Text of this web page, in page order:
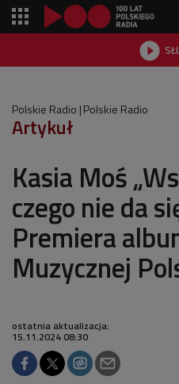

Polskie Radio Polskie Radio
Artykuł
Kasia Moś
czego nie da
Premiera
Muzycznej
ostatnia aktualizacja:
15.11.2024 08:30